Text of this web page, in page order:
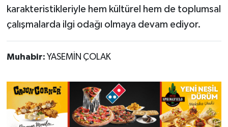
karakteristikleriyle hem kültürel hem de toplumsal
çalışmalarda ilgi odağı olmaya devam ediyor.
Muhabir: YASEMİN ÇOLAK